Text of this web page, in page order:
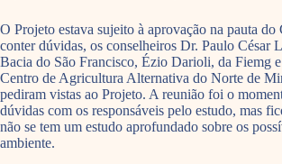
O Projeto estava sujeito à aprovação na pauta do
conter dúvidas, os conselheiros Dr. Paulo César
Bacia do São Francisco, Ézio Darioli, da Fiemg
Centro de Agricultura Alternativa do Norte de
pediram vistas ao Projeto. A reunião foi o
dúvidas com os responsáveis pelo estudo, mas
não se tem um estudo aprofundado sobre os
ambiente.